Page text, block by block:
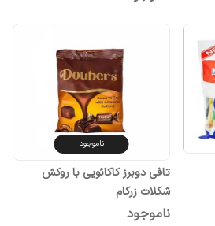
ناموجود
تافی دوبرز کاکائویی با روکش
شکلات زرکام
ناموجود